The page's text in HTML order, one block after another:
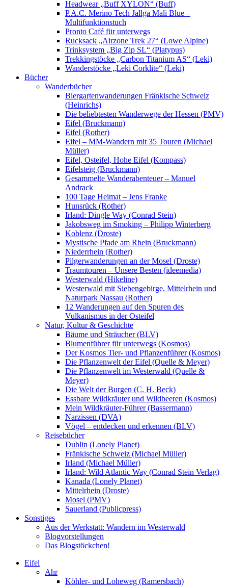
Headwear „Buff XYLON“ (Buff)
P.A.C. Merino Tech Jallga Mali Blue –
Multifunktionstuch
Pronto Café für unterwegs
Rucksack „Airzone Trek 27“ (Lowe Alpine)
Trinksystem „Big Zip SL“ (Platypus)
Trekkingstöcke „Carbon Titanium AS“ (Leki)
Wanderstöcke „Leki Corklite“ (Leki)
Bücher
Wanderbücher
Biergartenwanderungen Fränkische Schweiz
(Heinrichs)
Die beliebtesten Wanderwege der Hessen (PMV)
Eifel (Bruckmann)
Eifel (Rother)
Eifel – MM-Wandern mit 35 Touren (Michael
Müller)
Eifel, Osteifel, Hohe Eifel (Kompass)
Eifelsteig (Bruckmann)
Gesammelte Wanderabenteuer – Manuel
Andrack
100 Tage Heimat – Jens Franke
Hunsrück (Rother)
Irland: Dingle Way (Conrad Stein)
Jakobsweg im Smoking – Philipp Winterberg
Koblenz (Droste)
Mystische Pfade am Rhein (Bruckmann)
Niederrhein (Rother)
Pilgerwanderungen an der Mosel (Droste)
Traumtouren – Unsere Besten (ideemedia)
Westerwald (Hikeline)
Westerwald mit Siebengebirge, Mittelrhein und
Naturpark Nassau (Rother)
12 Wanderungen auf den Spuren des
Vulkanismus in der Osteifel
Natur, Kultur & Geschichte
Bäume und Sträucher (BLV)
Blumenführer für unterwegs (Kosmos)
Der Kosmos Tier- und Pflanzenführer (Kosmos)
Die Pflanzenwelt der Eifel (Quelle & Meyer)
Die Pflanzenwelt im Westerwald (Quelle &
Meyer)
Die Welt der Burgen (C. H. Beck)
Essbare Wildkräuter und Wildbeeren (Kosmos)
Mein Wildkräuter-Führer (Bassermann)
Narzissen (DVA)
Vögel – entdecken und erkennen (BLV)
Reisebücher
Dublin (Lonely Planet)
Fränkische Schweiz (Michael Müller)
Irland (Michael Müller)
Irland: Wild Atlantic Way (Conrad Stein Verlag)
Kanada (Lonely Planet)
Mittelrhein (Droste)
Mosel (PMV)
Sauerland (Publicpress)
Sonstiges
Aus der Werkstatt: Wandern im Westerwald
Blogvorstellungen
Das Blogstöckchen!
Eifel
Ahr
Köhler- und Loheweg (Ramersbach)